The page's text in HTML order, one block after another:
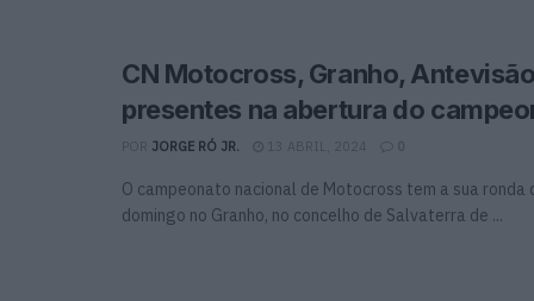
CN Motocross, Granho,
presentes na abertura do
JORGE RÓ JR. 13 ABRIL, 2024 0
O campeonato nacional de Motocross tem a sua
domingo no Granho, no concelho de Salvaterra de ...